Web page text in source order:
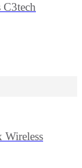
Wireless